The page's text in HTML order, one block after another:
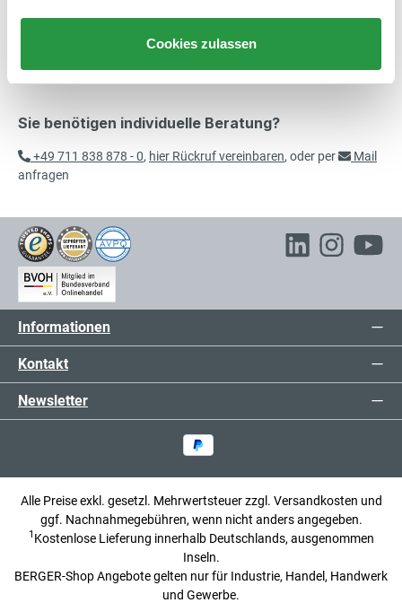
Cookies zulassen
Sie benötigen individuelle Beratung?
+49 711 838 878 - 0, hier Rückruf vereinbaren, oder per
Mail
anfragen
Informationen
Kontakt
Newsletter
Alle Preise exkl. gesetzl. Mehrwertsteuer zzgl. Versandkosten und
ggf. Nachnahmegebühren, wenn nicht anders angegeben.
1 Kostenlose Lieferung innerhalb Deutschlands, ausgenommen
Inseln.
BERGER-Shop Angebote gelten nur für Industrie, Handel, Handwerk
und Gewerbe.